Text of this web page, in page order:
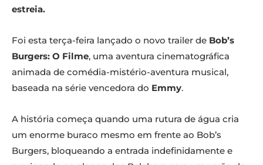
estreia.
Foi esta terça-feira lançado o novo trailer de Bob’s
Burgers: O Filme, uma aventura cinematográfica
animada de comédia-mistério-aventura musical,
baseada na série vencedora do Emmy.
A história começa quando uma rutura de água cria
um enorme buraco mesmo em frente ao Bob’s
Burgers, bloqueando a entrada indefinidamente e